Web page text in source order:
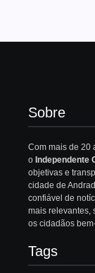
Sobre
Com mais de 20
o Independente
objetivas e
cidade de
confiável de
mais relevantes,
os cidadãos
Tags